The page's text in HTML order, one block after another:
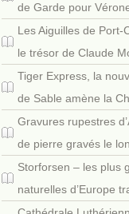
de Garde pour
Les Aiguilles de Port-
le trésor de Claude
Tiger Express, la
de Sable amène la
Gravures rupestres
de pierre gravés le
Storforsen – les plus
naturelles d’Europe